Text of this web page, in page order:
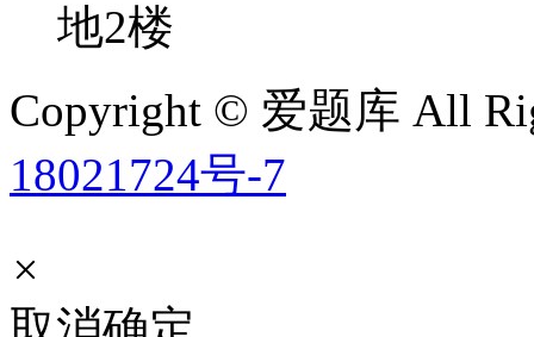
地2楼
Copyright © 爱题库 All
18021724号-7
×